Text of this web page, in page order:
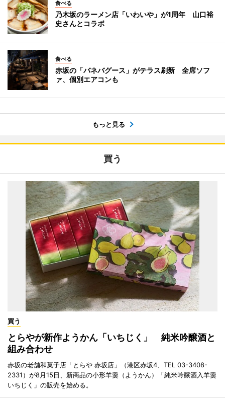
食べる
乃木坂のラーメン店「いわいや」が1周年 山口裕
史さんとコラボ
食べる
赤坂の「バネバグース」がテラス刷新 全席ソフ
ァ、個別エアコンも
もっと見る
買う
買う
とらやが新作ようかん「いちじく」 純米吟醸酒と
組み合わせ
赤坂の老舗和菓子店「とらや 赤坂店」（港区赤坂4、TEL 03-3408-
2331）が8月15日、新商品の小形羊羹（ようかん）「純米吟醸酒入羊羹
いちじく」の販売を始める。